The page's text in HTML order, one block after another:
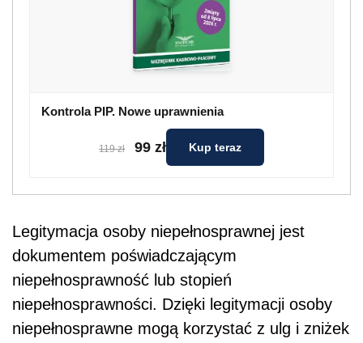
Kontrola PIP. Nowe uprawnienia
119 zł 99 zł Kup teraz
Legitymacja osoby niepełnosprawnej jest
dokumentem poświadczającym
niepełnosprawność lub stopień
niepełnosprawności. Dzięki legitymacji osoby
niepełnosprawne mogą korzystać z ulg i zniżek